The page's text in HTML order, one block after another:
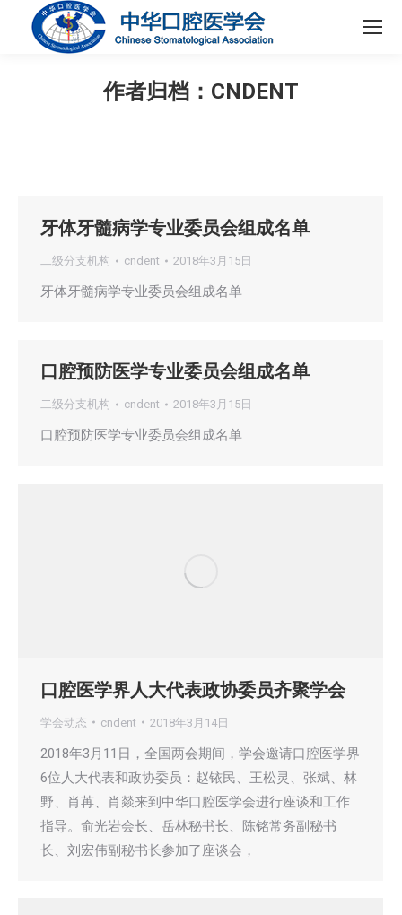
作者归档： CNDENT
牙体牙髓病学专业委员会组成名单
二级分支机构 cndent 2018年3月15日
牙体牙髓病学专业委员会组成名单
口腔预防医学专业委员会组成名单
二级分支机构 cndent 2018年3月15日
口腔预防医学专业委员会组成名单
口腔医学界人大代表政协委员齐聚学会
学会动态 cndent 2018年3月14日
2018年3月11日，全国两会期间，学会邀请口腔医学界
6位人大代表和政协委员：赵铱民、王松灵、张斌、林
野、肖苒、肖燚来到中华口腔医学会进行座谈和工作
指导。俞光岩会长、岳林秘书长、陈铭常务副秘书
长、刘宏伟副秘书长参加了座谈会，